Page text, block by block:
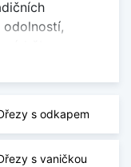
odolností,
pro
bez
s odkapem
s vaničkou